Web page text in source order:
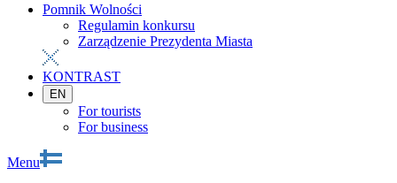
Pomnik Wolności
Regulamin konkursu
Zarządzenie Prezydenta Miasta
KONTRAST
EN
For tourists
For business
Menu